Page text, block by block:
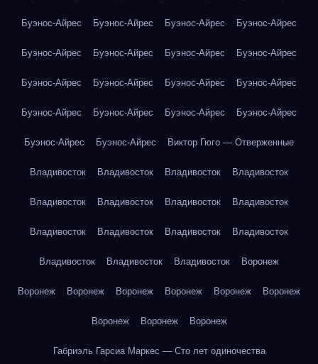
Буэнос-Айрес Буэнос-Айрес Буэнос-Айрес Буэнос-Айрес
Буэнос-Айрес Буэнос-Айрес Буэнос-Айрес Буэнос-Айрес
Буэнос-Айрес Буэнос-Айрес Буэнос-Айрес Буэнос-Айрес
Буэнос-Айрес Буэнос-Айрес Буэнос-Айрес Буэнос-Айрес
Буэнос-Айрес Буэнос-Айрес Виктор Гюго — Отверженные
Владивосток Владивосток Владивосток Владивосток
Владивосток Владивосток Владивосток Владивосток
Владивосток Владивосток Владивосток Владивосток
Владивосток Владивосток Владивосток Воронеж
Воронеж Воронеж Воронеж Воронеж Воронеж Воронеж
Воронеж Воронеж Воронеж
Габриэль Гарсиа Маркес — Сто лет одиночества